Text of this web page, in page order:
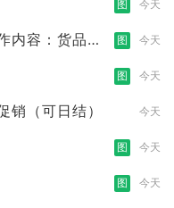
图 今天
内容：货品分
图 今天
图 今天
销（可日结） 今天
图 今天
图 今天